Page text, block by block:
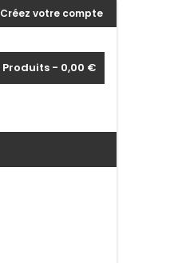
Créez votre compte
Produits - 0,00 €